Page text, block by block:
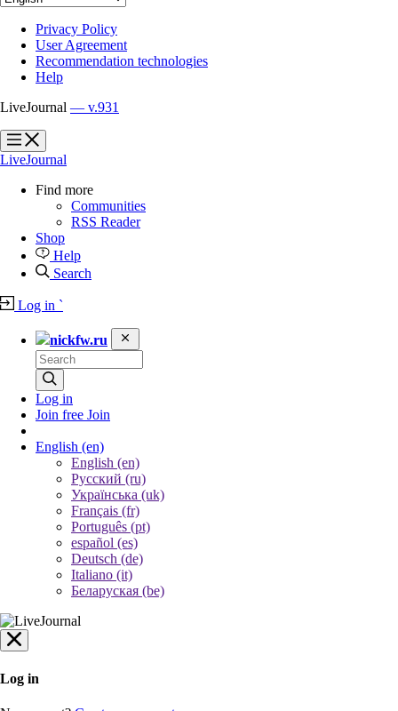
Privacy Policy
User Agreement
Recommendation technologies
Help
LiveJournal — v.931
?
?
LiveJournal
Find more
Communities
RSS Reader
Shop
Help
Search
Log in `
nickfw.ru
Log in
Join free Join
English (en)
English (en)
Русский (ru)
Українська (uk)
Français (fr)
Português (pt)
español (es)
Deutsch (de)
Italiano (it)
Беларуская (be)
Log in